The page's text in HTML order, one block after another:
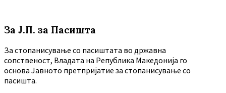
За Ј.П. за Пасишта
За стопанисување со пасиштата во државна
сопственост, Владата на Република Македонија го
основа Јавното претпријатие за стопанисување со
пасишта.